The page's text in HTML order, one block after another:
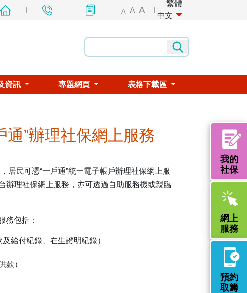
A A A
繁體
中文
資訊 專題網頁 表格下載區
我的
社保
網上
服務
預約
取籌
通”辦理社保網上服務
居民可憑“一戶通”統一電子帳戶辦理社保網上服
辦理社保網上服務，亦可透過自助服務機或親臨
務包括：
給付紀錄、在生證明紀錄）
款）